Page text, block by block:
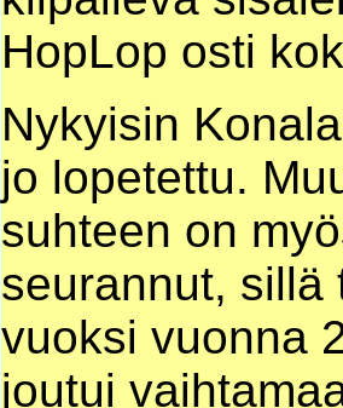
HopLop osti
Nykyisin
jo lopetettu.
suhteen on
seurannut, sillä
vuoksi vuonna
joutui